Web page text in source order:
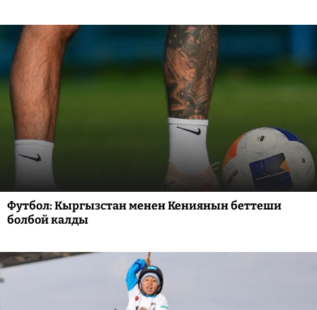
Футбол: Кыргызстан менен Кениянын беттеши
болбой калды